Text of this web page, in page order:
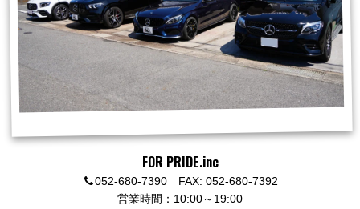
FOR PRIDE.inc
052-680-7390 FAX: 052-680-7392
営業時間：10:00～19:00